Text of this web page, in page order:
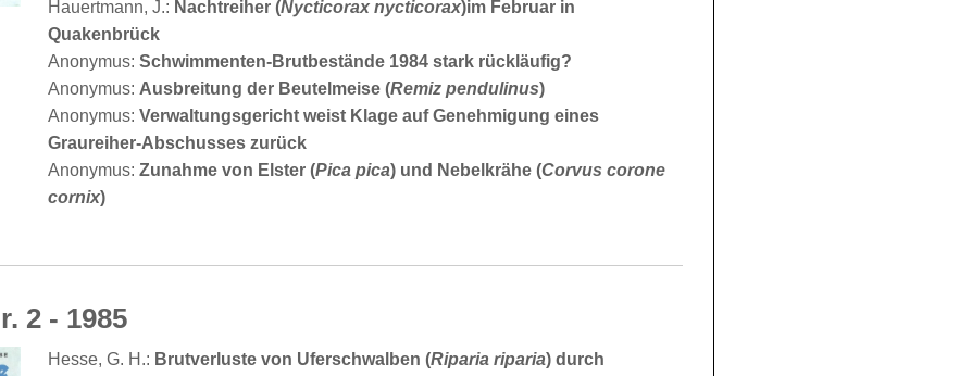
Hauertmann, J.: Nachtreiher (Nycticorax nycticorax)im Februar in
Quakenbrück
Anonymus: Schwimmenten-Brutbestände 1984 stark rückläufig?
Anonymus: Ausbreitung der Beutelmeise (Remiz pendulinus)
Anonymus: Verwaltungsgericht weist Klage auf Genehmigung eines
Graureiher-Abschusses zurück
Anonymus: Zunahme von Elster (Pica pica) und Nebelkrähe (Corvus corone
cornix)
2 - 1985
Hesse, G. H.: Brutverluste von Uferschwalben (Riparia riparia) durch